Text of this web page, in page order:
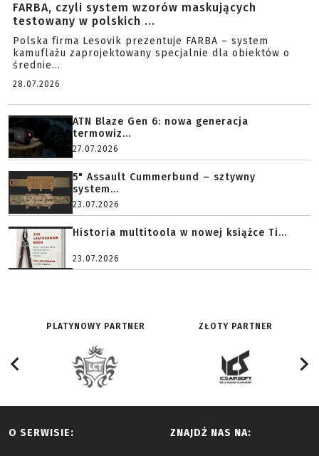
FARBA, czyli system wzorów maskujących
testowany w polskich ...
Polska firma Lesovik prezentuje FARBA – system
kamuflażu zaprojektowany specjalnie dla obiektów o
średnie...
28.07.2026
ATN Blaze Gen 6: nowa generacja
termowiz...
27.07.2026
5" Assault Cummerbund – sztywny
system...
23.07.2026
Historia multitoola w nowej książce Ti...
23.07.2026
PLATYNOWY PARTNER ZŁOTY PARTNER
O SERWISIE: ZNAJDŹ NAS NA: